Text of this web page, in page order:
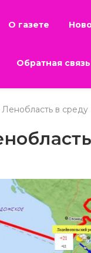
О газете
Обратная связь
в среду